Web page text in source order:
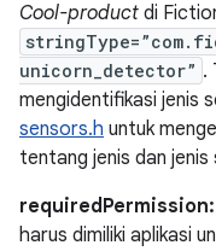
Cool-product di
unicorn_detector” .
mengidentifikasi jenis
sensors.h untuk
tentang jenis dan
requiredPermission:
harus dimiliki aplikasi